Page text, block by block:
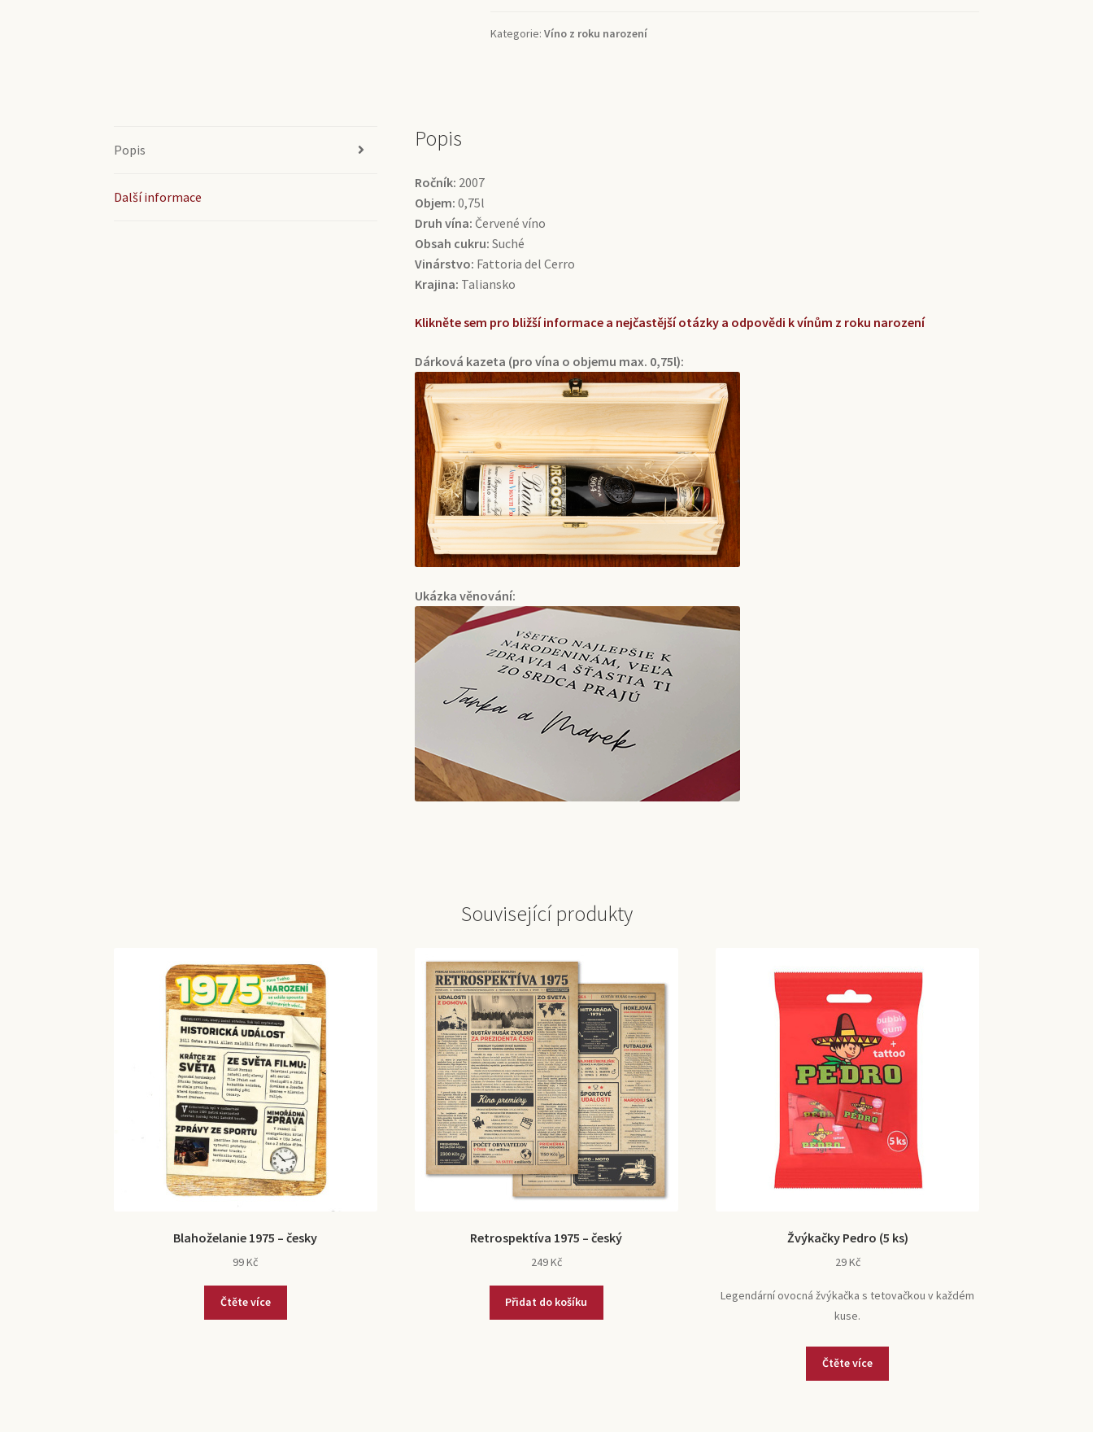
Montepulciano
Kategorie: Víno z roku narození
Popis
Další informace
Popis
Ročník: 2007
Objem: 0,75l
Druh vína: Červené víno
Obsah cukru: Suché
Vinárstvo: Fattoria del Cerro
Krajina: Taliansko
Klikněte sem pro bližší informace a nejčastější otázky a odpovědi k vínům z roku narození
Dárková kazeta (pro vína o objemu max. 0,75l):
Ukázka věnování:
Související produkty
Blahoželanie 1975 – česky
99Kč
Čtěte více
Retrospektíva 1975 – český
249Kč
Přidat do košíku
Žvýkačky Pedro (5 ks)
29Kč
Legendární ovocná žvýkačka s tetovačkou v každém
kuse.
Čtěte více